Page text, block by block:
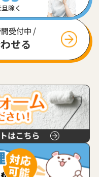
除く
受付中 /
せる